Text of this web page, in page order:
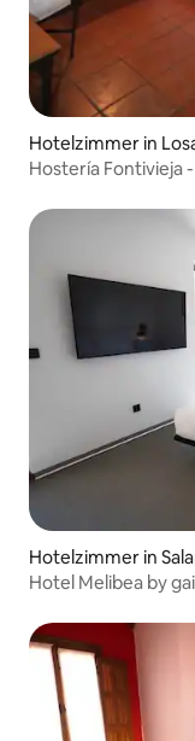
Hotelzimmer in
Hostería Fontivieja
Hotelzimmer in
Hotel Melibea by